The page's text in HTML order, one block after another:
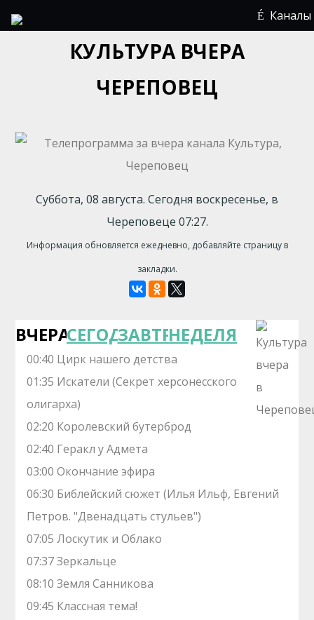
Каналы
КУЛЬТУРА ВЧЕРА
ЧЕРЕПОВЕЦ
Суббота, 08 августа. Сегодня воскресенье, в
Череповеце 07:27.
Информация обновляется ежедневно, добавляйте страницу в
закладки.
ВЧЕРАСЕГОДНЯЗАВТРАНЕДЕЛЯ
00:40 Цирк нашего детства
01:35 Искатели (Секрет херсонесского
олигарха)
02:20 Королевский бутерброд
02:40 Геракл у Адмета
03:00 Окончание эфира
06:30 Библейский сюжет (Илья Ильф, Евгений
Петров. "Двенадцать стульев")
07:05 Лоскутик и Облако
07:37 Зеркальце
08:10 Земля Санникова
09:45 Классная тема!